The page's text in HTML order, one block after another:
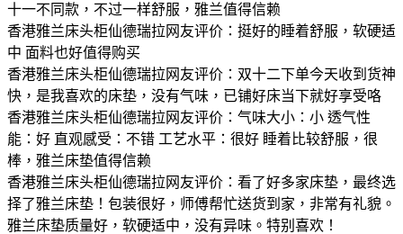
十一不同款，不过一样舒服，雅兰值得信赖
香港雅兰床头柜仙德瑞拉网友评价：挺好的睡着舒服，软硬适
中 面料也好值得购买
香港雅兰床头柜仙德瑞拉网友评价：双十二下单今天收到货神
快，是我喜欢的床垫，没有气味，已铺好床当下就好享受咯
香港雅兰床头柜仙德瑞拉网友评价：气味大小：小 透气性
能：好 直观感受：不错 工艺水平：很好 睡着比较舒服，很
棒，雅兰床垫值得信赖
香港雅兰床头柜仙德瑞拉网友评价：看了好多家床垫，最终选
择了雅兰床垫！包装很好，师傅帮忙送货到家，非常有礼貌。
雅兰床垫质量好，软硬适中，没有异味。特别喜欢！